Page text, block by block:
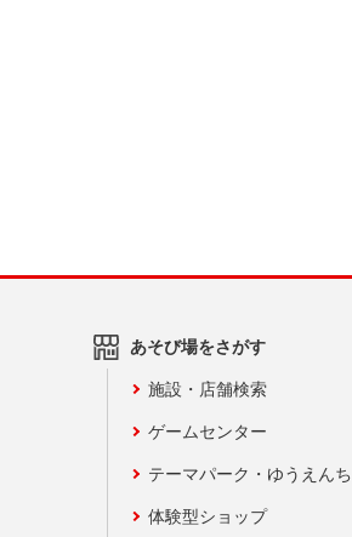
あそび場をさがす
施設・店舗検索
ゲームセンター
テーマパーク・ゆうえんち
体験型ショップ